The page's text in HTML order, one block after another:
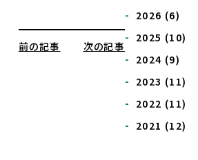
前の記事 次の記事
2026 (6)
2025 (10)
2024 (9)
2023 (11)
2022 (11)
2021 (12)